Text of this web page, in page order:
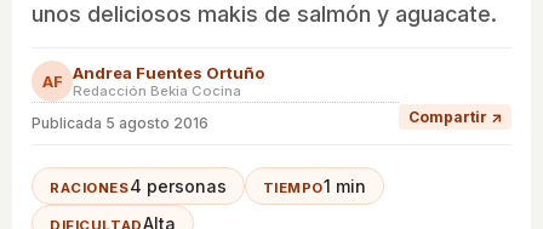
unos deliciosos makis de salmón y aguacate.
AF Andrea Fuentes Ortuño
Redacción Bekia Cocina
Publicada 5 agosto 2016 Compartir ↗
RACIONES4 personas TIEMPO1 min
DIFICULTADAlta